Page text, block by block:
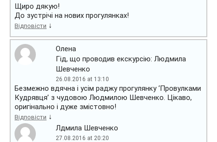
Щиро дякую!
До зустрічі на нових прогулянках!
Відповісти ↓
Олена
Гід, що проводив екскурсію: Людмила
Шевченко
26.08.2016 at 13:10
Безмежно вдячна і усім раджу прогулянку ‘Провулками
Кудрявця’ з чудовою Людмилою Шевченко. Цікаво,
оригінально і дуже змістовно!
Відповісти ↓
Лдмила Шевченко
27.08.2016 at 20:20